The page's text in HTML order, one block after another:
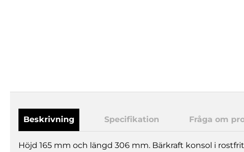
Beskrivning Specifikation Fråga om
Höjd 165 mm och längd 306 mm. Bärkraft konsol i